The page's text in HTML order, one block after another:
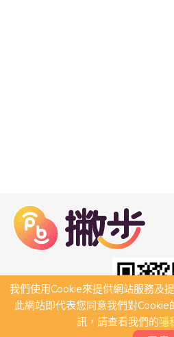
我們使用Cookie來提供網站服務及
此網站即代表您同意我們對
訊，請查看我們的隱